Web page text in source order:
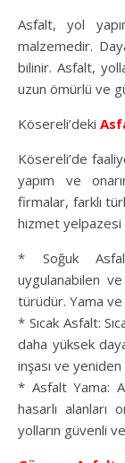
Asfalt, yol
malzemedir.
bilinir. Asfalt,
uzun ömürlü ve
Kösereli’deki
Kösereli’de
yapım ve
firmalar, farklı
hizmet yelpazesi
* Soğuk
uygulanabilen
türüdür. Yama ve
* Sıcak Asfalt:
daha yüksek
inşası ve yeniden
* Asfalt Yama:
hasarlı alanları
yolların güvenli